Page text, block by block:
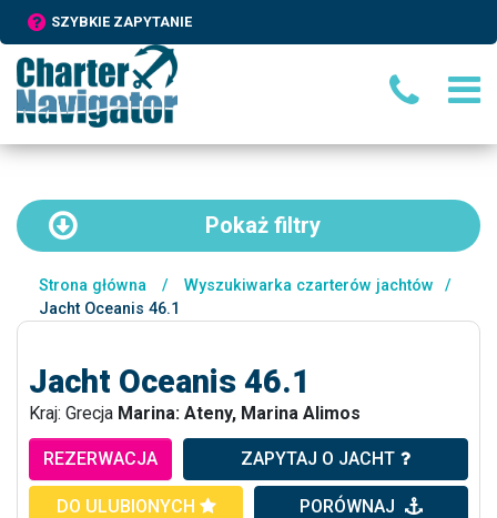
SZYBKIE ZAPYTANIE
Pokaż filtry
Strona główna / Wyszukiwarka czarterów jachtów
/
Jacht Oceanis 46.1
Jacht Oceanis 46.1
Kraj: Grecja Marina: Ateny, Marina Alimos
REZERWACJA ZAPYTAJ O JACHT
DO ULUBIONYCH PORÓWNAJ